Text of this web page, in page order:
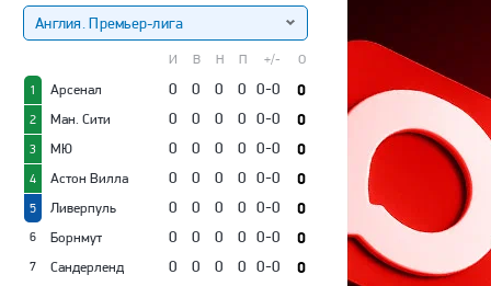
Англия. Премьер-лига
И В Н П +/-
О
1
Арсенал 0 0 0 0 0-0 0
2 Ман. Сити 0 0 0 0 0-0 0
3 МЮ 0 0 0 0 0-0 0
4 Астон Вилла 0 0 0 0 0-0 0
5 Ливерпуль 0 0 0 0 0-0 0
6 Борнмут 0 0 0 0 0-0 0
7 Сандерленд 0 0 0 0 0-0 0